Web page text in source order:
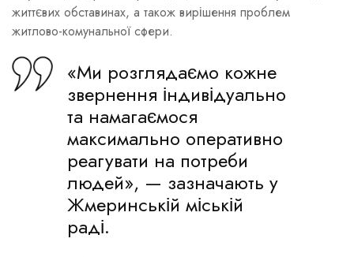
життєвих обставинах, а також вирішення проблем
житлово-комунальної сфери.
«Ми розглядаємо кожне
звернення індивідуально
та намагаємося
максимально оперативно
реагувати на потреби
людей», — зазначають у
Жмеринській міській
раді.